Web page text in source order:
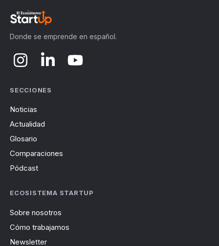
Donde se emprende en español.
SECCIONES
Noticias
Actualidad
Glosario
Comparaciones
Pódcast
ECOSISTEMA STARTUP
Sobre nosotros
Cómo trabajamos
Newsletter